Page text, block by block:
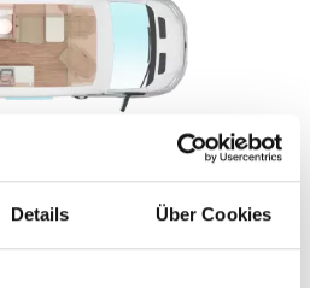
Details Über Cookies